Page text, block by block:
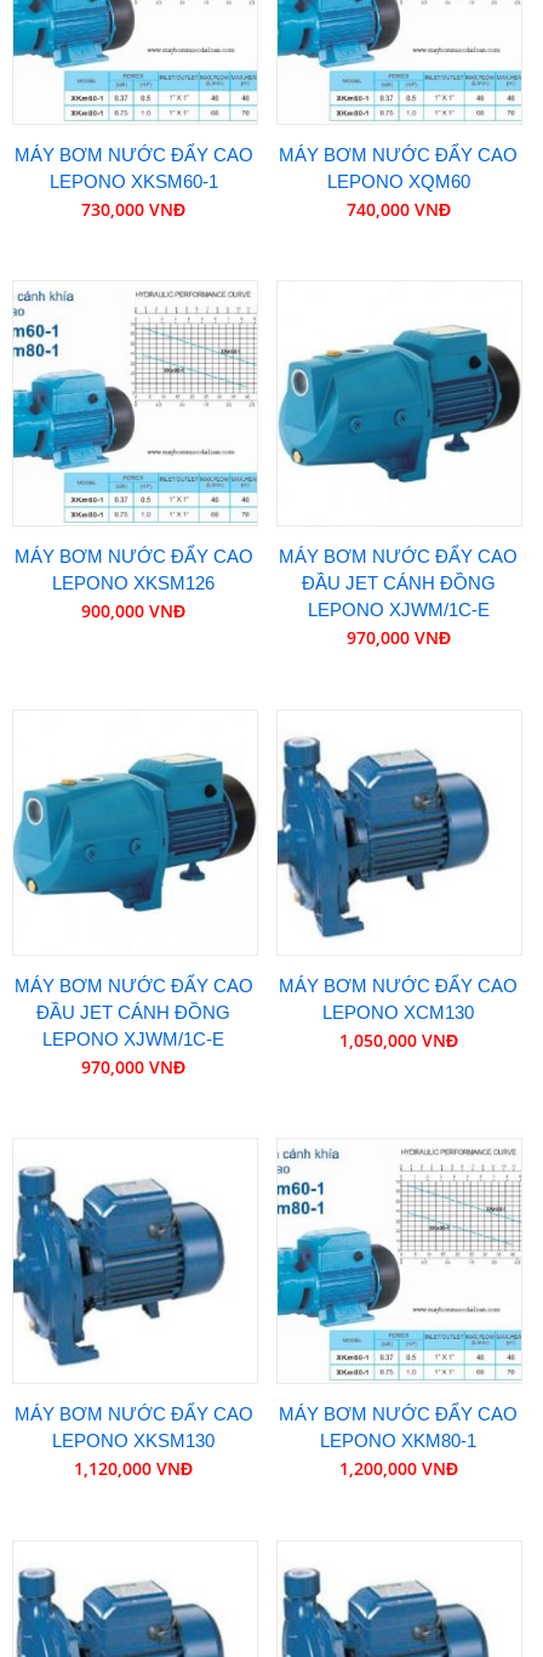
MÁY BƠM NƯỚC ĐẨY CAO
LEPONO XKSM60-1
730,000 VNĐ
MÁY BƠM NƯỚC ĐẨY CAO
LEPONO XQM60
740,000 VNĐ
MÁY BƠM NƯỚC ĐẨY CAO
LEPONO XKSM126
900,000 VNĐ
MÁY BƠM NƯỚC ĐẨY CAO
ĐẦU JET CÁNH ĐỒNG
LEPONO XJWM/1C-E
970,000 VNĐ
MÁY BƠM NƯỚC ĐẨY CAO
ĐẦU JET CÁNH ĐỒNG
LEPONO XJWM/1C-E
970,000 VNĐ
MÁY BƠM NƯỚC ĐẨY CAO
LEPONO XCM130
1,050,000 VNĐ
MÁY BƠM NƯỚC ĐẨY CAO
LEPONO XKSM130
1,120,000 VNĐ
MÁY BƠM NƯỚC ĐẨY CAO
LEPONO XKM80-1
1,200,000 VNĐ